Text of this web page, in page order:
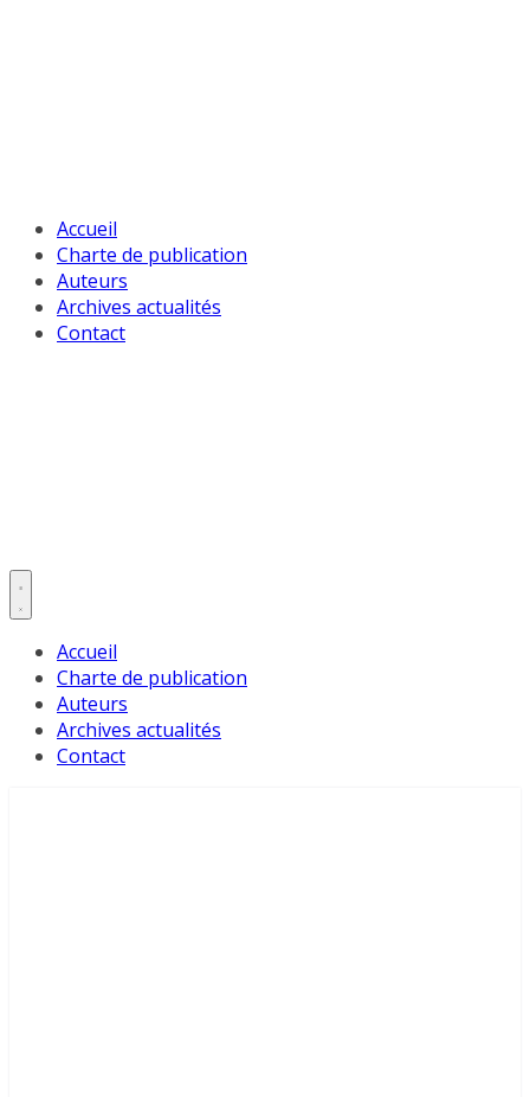
Accueil
Charte de publication
Auteurs
Archives actualités
Contact
Accueil
Charte de publication
Auteurs
Archives actualités
Contact